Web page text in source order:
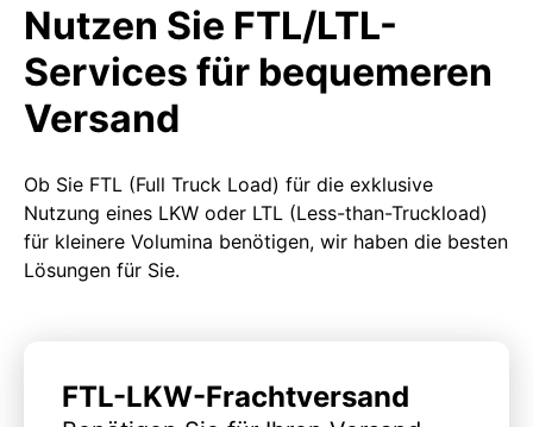
Nutzen Sie FTL/LTL-
Services für bequemeren
Versand
Ob Sie FTL (Full Truck Load) für die exklusive
Nutzung eines LKW oder LTL (Less-than-Truckload)
für kleinere Volumina benötigen, wir haben die besten
Lösungen für Sie.
FTL-LKW-Frachtversand